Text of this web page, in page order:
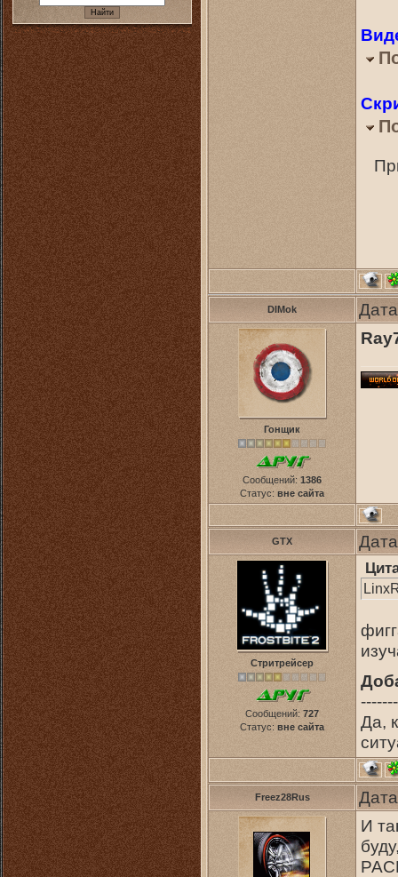
DIMok
Гонщик
Сообщений: 1386
Статус: вне сайта
GTX
Стритрейсер
Сообщений: 727
Статус: вне сайта
Да,
Freez28Rus
И